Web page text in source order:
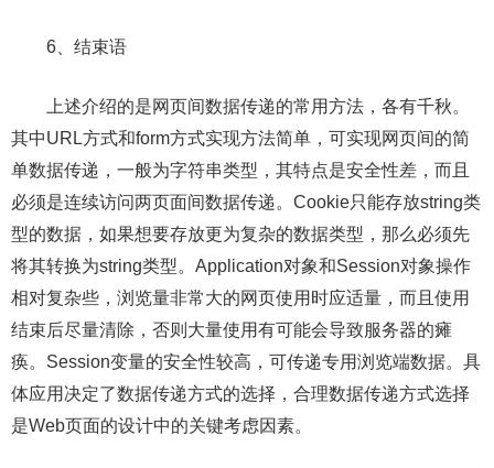
6、结束语
上述介绍的是网页间数据传递的常用方法，各有千秋。
其中URL方式和form方式实现方法简单，可实现网页间的简
单数据传递，一般为字符串类型，其特点是安全性差，而且
必须是连续访问两页面间数据传递。Cookie只能存放string类
型的数据，如果想要存放更为复杂的数据类型，那么必须先
将其转换为string类型。Application对象和Session对象操作
相对复杂些，浏览量非常大的网页使用时应适量，而且使用
结束后尽量清除，否则大量使用有可能会导致服务器的瘫
痪。Session变量的安全性较高，可传递专用浏览端数据。具
体应用决定了数据传递方式的选择，合理数据传递方式选择
是Web页面的设计中的关键考虑因素。